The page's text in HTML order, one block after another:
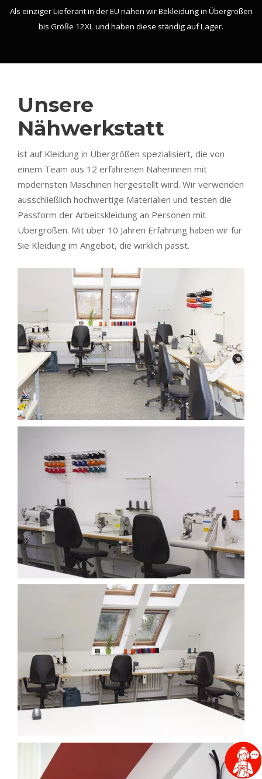
Als einziger Lieferant in der EU nähen wir Bekleidung in Übergrößen
bis Größe 12XL und haben diese ständig auf Lager.
Unsere
Nähwerkstatt
ist auf Kleidung in Übergrößen spezialisiert, die von
einem Team aus 12 erfahrenen Näherinnen mit
modernsten Maschinen hergestellt wird. Wir verwenden
ausschließlich hochwertige Materialien und testen die
Passform der Arbeitskleidung an Personen mit
Übergrößen. Mit über 10 Jahren Erfahrung haben wir für
Sie Kleidung im Angebot, die wirklich passt.